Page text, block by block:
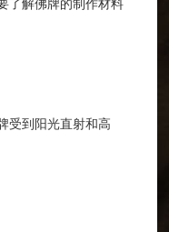
了解佛牌的制作材料
受到阳光直射和高